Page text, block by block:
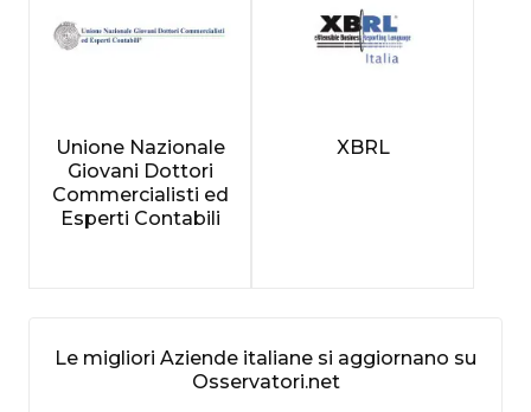
Le migliori Aziende italiane si aggiornano su
Osservatori.net
Unione Nazionale
Giovani Dottori
Commercialisti ed
Esperti Contabili
XBRL